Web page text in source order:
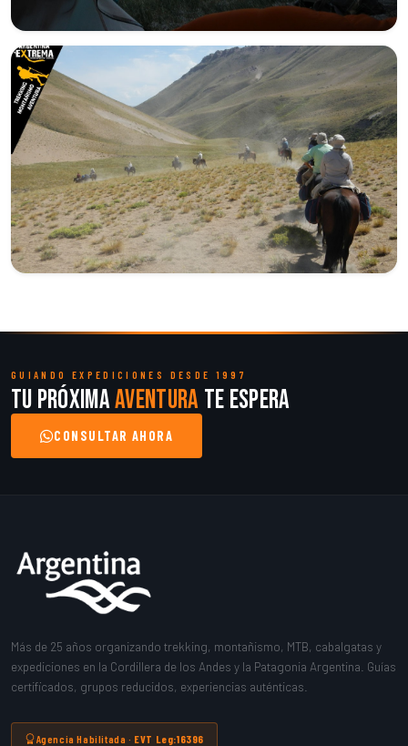
GUIANDO EXPEDICIONES DESDE 1997
Tu próximaaventura te espera
CONSULTAR AHORA
Más de 25 años organizando trekking, montañismo, MTB, cabalgatas y
expediciones en la Cordillera de los Andes y la Patagonia Argentina. Guías
certificados, grupos reducidos, experiencias auténticas.
Agencia Habilitada · EVT Leg:16396